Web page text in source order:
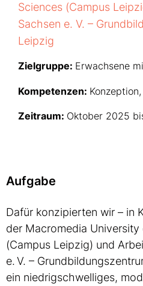
Sciences (Campus
Sachsen e. V. –
Leipzig
Zielgruppe: Erwachsene
Kompetenzen:
Zeitraum: Oktober 2025
Aufgabe
Dafür konzipierten wir – in
der Macromedia
(Campus Leipzig) und
e. V. –
ein niedrigschwelliges,